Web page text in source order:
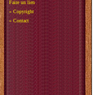
Faire un lien
» Copyright
» Contact